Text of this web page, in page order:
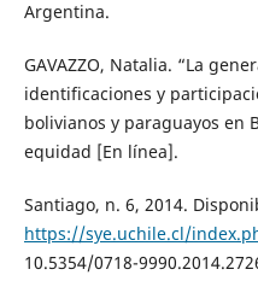
Argentina.
GAVAZZO, Natalia. “La
identificaciones y
bolivianos y paraguayos en
equidad [En línea].
Santiago, n. 6, 2014.
https://sye.uchile.cl/
10.5354/0718-